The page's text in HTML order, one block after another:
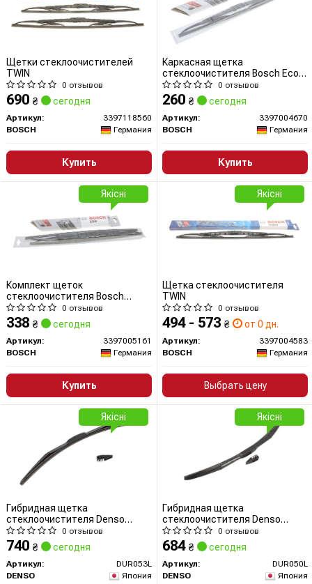
Щетки стеклоочистителей
TWIN
0 отзывов
690 ₴ сегодня
Артикул:
3397118560
BOSCH
Германия
Купить
Каркасная щетка
стеклоочистителя Bosch Eco
500мм
0 отзывов
260 ₴ сегодня
Артикул:
3397004670
BOSCH
Германия
Купить
Комплект щеток
стеклоочистителя Bosch
500мм
0 отзывов
338 ₴ сегодня
Артикул:
3397005161
BOSCH
Германия
Купить
Якісні
Щетка стеклоочистителя
TWIN
0 отзывов
494 - 573 ₴ от 0 дн.
Артикул:
3397004583
BOSCH
Германия
Выбрать цену
Якісні
Гибридная щетка
стеклоочистителя Denso
Hybrid 525мм0 отзывов
740 ₴ сегодня
Артикул:
DUR053L
DENSO
Япония
Якісні
Гибридная щетка
стеклоочистителя Denso
Hybrid 500мм0 отзывов
684 ₴ сегодня
Артикул:
DUR050L
DENSO
Япония
Якісні